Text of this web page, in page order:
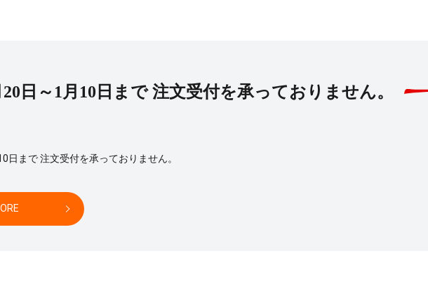
20日～1月10日まで 注文受付を承っておりません。
日まで 注文受付を承っておりません。